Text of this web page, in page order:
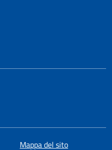
Mappa del sito